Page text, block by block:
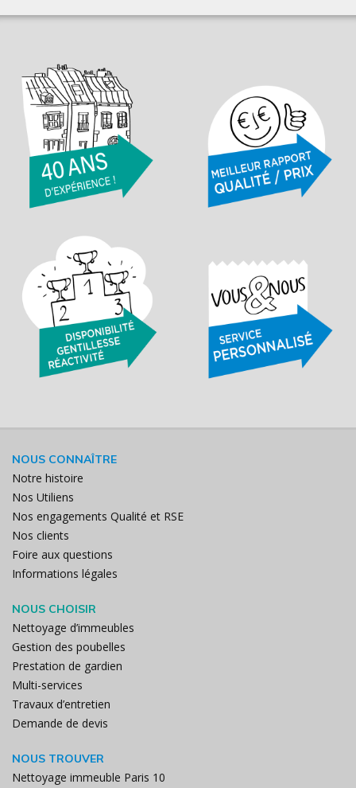
NOUS CONNAÎTRE
Notre histoire
Nos Utiliens
Nos engagements Qualité et RSE
Nos clients
Foire aux questions
Informations légales
NOUS CHOISIR
Nettoyage d’immeubles
Gestion des poubelles
Prestation de gardien
Multi-services
Travaux d’entretien
Demande de devis
NOUS TROUVER
Nettoyage immeuble Paris 10